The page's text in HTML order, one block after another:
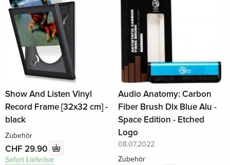
Show And Listen Vinyl
Record Frame [32x32 cm] -
black
Zubehör
CHF 29.90
Sofort Lieferbar
Audio Anatomy: Carbon
Fiber Brush Dlx Blue Alu -
Space Edition - Etched
Logo
08.07.2022
Zubehör